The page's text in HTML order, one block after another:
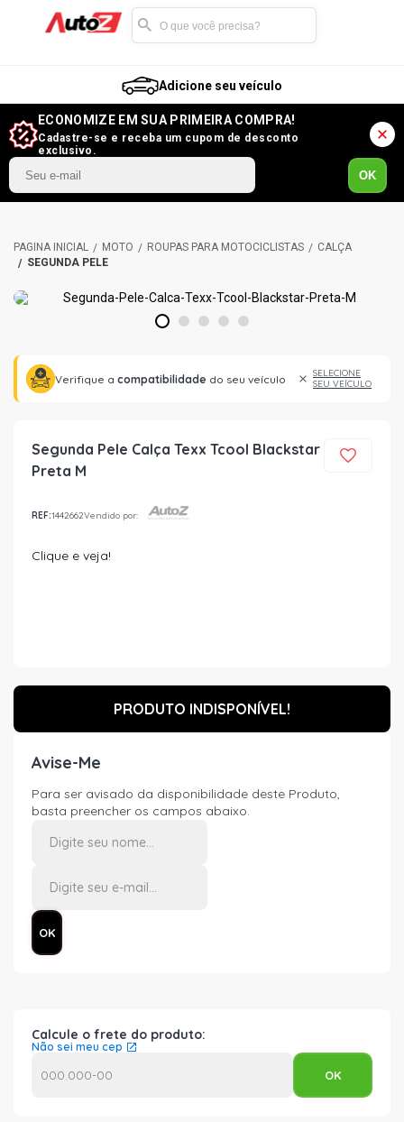
Adicione seu veículo
ECONOMIZE EM SUA PRIMEIRA COMPRA!
Cadastre-se e receba um cupom de desconto
exclusivo.
OK
MOTO ROUPAS PARA MOTOCICLISTAS
CALÇA
SEGUNDA PELE
1 2 3 4 5
Verifique a compatibilidade do seu veículo
SELECIONE
SEU VEÍCULO
Segunda Pele Calça Texx Tcool Blackstar
Preta M
REF:1442662Vendido por:
Clique e veja!
PRODUTO INDISPONÍVEL!
Avise-Me
Para ser avisado da disponibilidade deste Produto,
basta preencher os campos abaixo.
Calcule o frete do produto:
Não sei meu cep